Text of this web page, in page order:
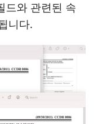
드와 관련된 속
니다.